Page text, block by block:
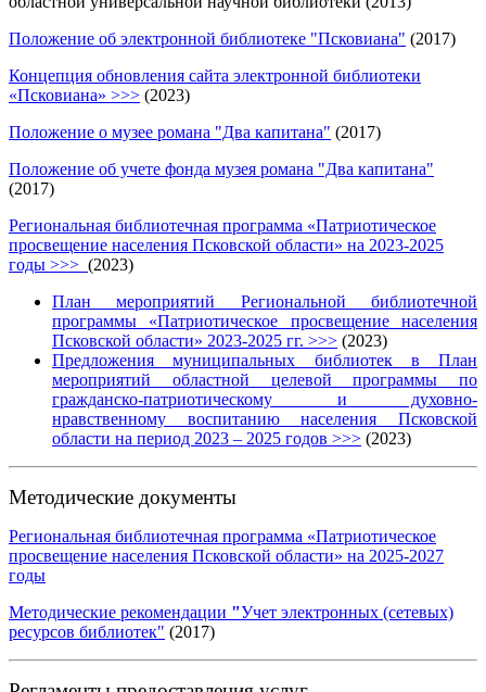
Положение об электронной библиотеке "Псковиана" (2017)
Концепция обновления сайта электронной библиотеки
«Псковиана» >>> (2023)
Положение о музее романа "Два капитана" (2017)
Положение об учете фонда музея романа "Два капитана"
(2017)
Региональная библиотечная программа «Патриотическое
просвещение населения Псковской области» на 2023-2025
годы >>> (2023)
План мероприятий Региональной библиотечной
программы «Патриотическое просвещение населения
Псковской области» 2023-2025 гг. >>> (2023)
Предложения муниципальных библиотек в План
мероприятий областной целевой программы по
гражданско-патриотическому и духовно-
нравственному воспитанию населения Псковской
области на период 2023 – 2025 годов >>> (2023)
Методические документы
Региональная библиотечная программа «Патриотическое
просвещение населения Псковской области» на 2025-2027
годы
Методические рекомендации "Учет электронных (сетевых)
ресурсов библиотек" (2017)